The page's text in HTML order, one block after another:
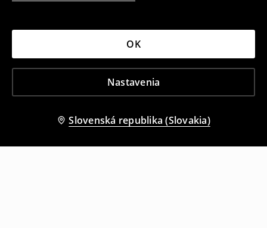
Nastavenia
OK
Slovenská republika (Slovakia)